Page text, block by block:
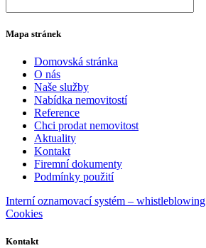
Mapa stránek
Domovská stránka
O nás
Naše služby
Nabídka nemovitostí
Reference
Chci prodat nemovitost
Aktuality
Kontakt
Firemní dokumenty
Podmínky použití
Interní oznamovací systém – whistleblowing
Cookies
Kontakt